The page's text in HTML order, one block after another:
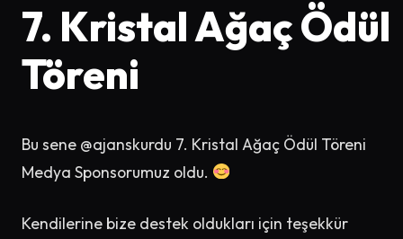
7. Kristal Ağaç Ödül
Töreni
Bu sene @ajanskurdu 7. Kristal Ağaç Ödül Töreni
Medya Sponsorumuz oldu.
Kendilerine bize destek oldukları için teşekkür